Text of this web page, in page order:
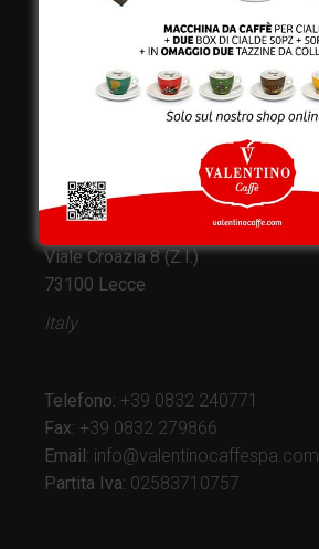
e produzione:
Viale Croazia 8 (Z.I.)
73100 Lecce
Italy
Telefono: +39 0832 240771
Fax: +39 0832 279866
Email: info@valentinocaffespa.com
Partita Iva: 02583710757